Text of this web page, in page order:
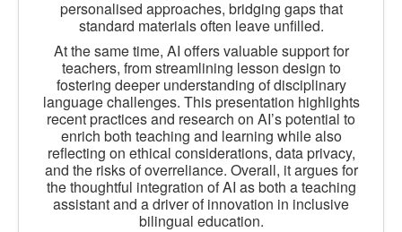
personalised approaches, bridging gaps that
standard materials often leave unfilled.
At the same time, AI offers valuable support for
teachers, from streamlining lesson design to
fostering deeper understanding of disciplinary
language challenges. This presentation highlights
recent practices and research on AI’s potential to
enrich both teaching and learning while also
reflecting on ethical considerations, data privacy,
and the risks of overreliance. Overall, it argues for
the thoughtful integration of AI as both a teaching
assistant and a driver of innovation in inclusive
bilingual education.